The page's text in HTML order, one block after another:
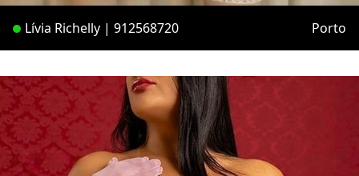
Lívia Richelly | 912568720 Porto